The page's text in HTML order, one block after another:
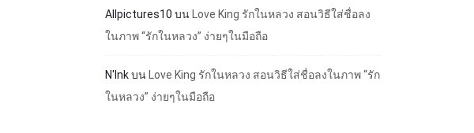
Allpictures10 บนLove King รักในหลวง สอนวิธีใส่ชื่อลง
ในภาพ “รักในหลวง” ง่ายๆในมือถือ
N'InkบนLove King รักในหลวง สอนวิธีใส่ชื่อลงในภาพ “รัก
ในหลวง” ง่ายๆในมือถือ